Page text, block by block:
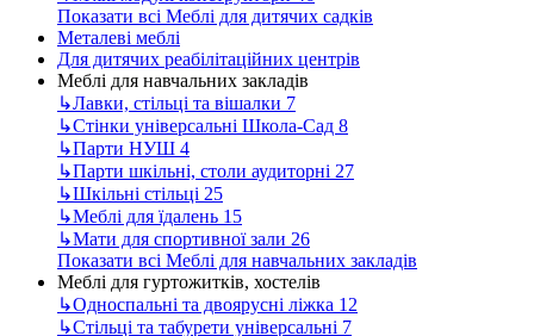
Показати всі Меблі для дитячих садків
Металеві меблі
Для дитячих реабілітаційних центрів
Меблі для навчальних закладів
↳Лавки, стільці та вішалки 7
↳Стінки універсальні Школа-Сад 8
↳Парти НУШ 4
↳Парти шкільні, столи аудиторні 27
↳Шкільні стільці 25
↳Меблі для їдалень 15
↳Мати для спортивної зали 26
Показати всі Меблі для навчальних закладів
Меблі для гуртожитків, хостелів
↳Односпальні та двоярусні ліжка 12
↳Стільці та табурети універсальні 7